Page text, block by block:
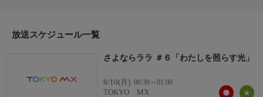
【リサ】津田美波
放送スケジュール一覧
さよならララ ＃６「わたしを照らす光」
8/10(月) 00:30～01:00
TOKYO MX